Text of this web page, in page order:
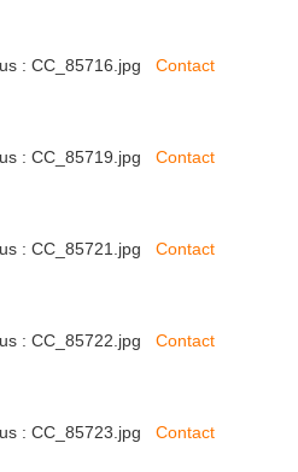
: CC_85716.jpg Contact
: CC_85719.jpg Contact
: CC_85721.jpg Contact
: CC_85722.jpg Contact
: CC_85723.jpg Contact